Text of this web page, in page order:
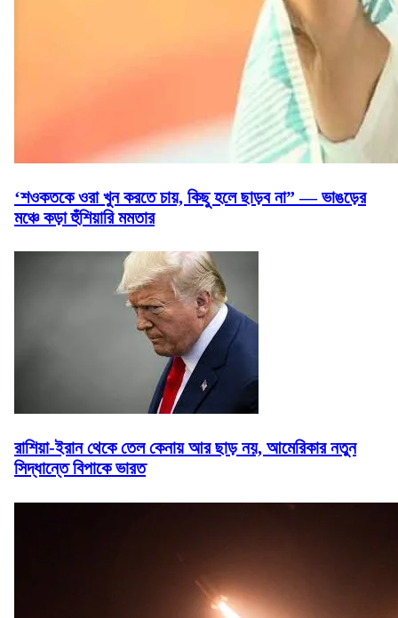
‘শওকতকে ওরা খুন করতে চায়, কিছু হলে ছাড়ব না” — ভাঙড়ের
মঞ্চে কড়া হুঁশিয়ারি মমতার
রাশিয়া-ইরান থেকে তেল কেনায় আর ছাড় নয়, আমেরিকার নতুন
সিদ্ধান্তে বিপাকে ভারত